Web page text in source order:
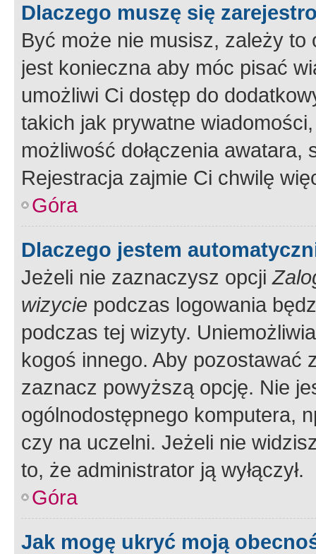
Dlaczego muszę się
Być może nie musisz, zależy
jest konieczna aby móc pisać
umożliwi Ci dostęp do
takich jak prywatne
możliwość dołączenia
Rejestracja zajmie Ci chwilę
Góra
Dlaczego jestem
Jeżeli nie zaznaczysz opcji
wizycie podczas logowania
podczas tej wizyty.
kogoś innego. Aby pozostawać
zaznacz powyższą opcję. Nie
ogólnodostępnego komputera,
czy na uczelni. Jeżeli nie
to, że administrator ją wyłączył.
Góra
Jak mogę ukryć moją